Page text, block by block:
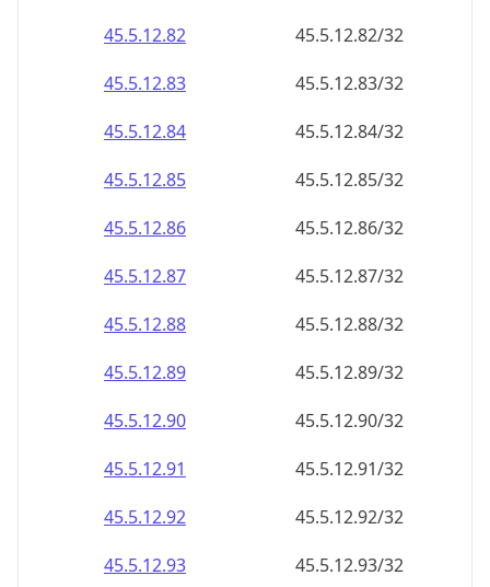
45.5.12.82
45.5.12.82/32
45.5.12.83
45.5.12.83/32
45.5.12.84
45.5.12.84/32
45.5.12.85
45.5.12.85/32
45.5.12.86
45.5.12.86/32
45.5.12.87
45.5.12.87/32
45.5.12.88
45.5.12.88/32
45.5.12.89
45.5.12.89/32
45.5.12.90
45.5.12.90/32
45.5.12.91
45.5.12.91/32
45.5.12.92
45.5.12.92/32
45.5.12.93
45.5.12.93/32